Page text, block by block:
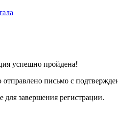
успешно пройдена!
письмо с
завершения регистрации.